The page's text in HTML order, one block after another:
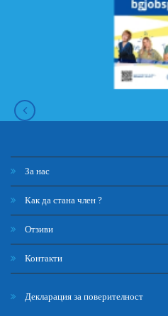
За нас
Как да стана член ?
Отзиви
Контакти
Декларация за поверителност